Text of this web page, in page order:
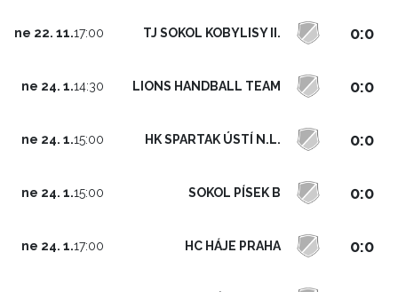
ne 22. 11.17:00 TJ SOKOL KOBYLISY II. 0:0
ne 24. 1.14:30 LIONS HANDBALL TEAM 0:0
ne 24. 1.15:00 HK SPARTAK ÚSTÍ N.L. 0:0
ne 24. 1.15:00 SOKOL PÍSEK B 0:0
ne 24. 1.17:00 HC HÁJE PRAHA 0:0